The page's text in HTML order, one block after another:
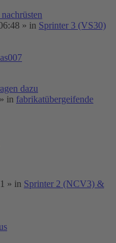
» in Sprinter 3 (VS30)
dazu
» in fabrikatübergeifende
» in Sprinter 2 (NCV3) &